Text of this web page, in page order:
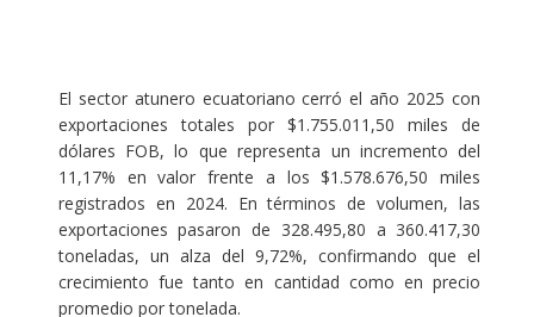
El sector atunero ecuatoriano cerró el año 2025 con
exportaciones totales por $1.755.011,50 miles de
dólares FOB, lo que representa un incremento del
11,17% en valor frente a los $1.578.676,50 miles
registrados en 2024. En términos de volumen, las
exportaciones pasaron de 328.495,80 a 360.417,30
toneladas, un alza del 9,72%, confirmando que el
crecimiento fue tanto en cantidad como en precio
promedio por tonelada.